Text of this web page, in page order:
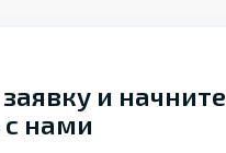
и начните
с нами